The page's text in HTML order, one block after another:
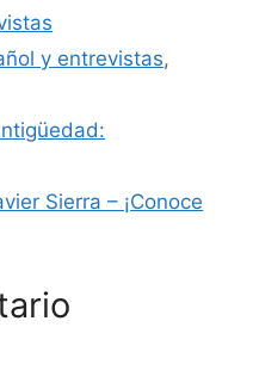
y entrevistas,
Sierra – ¡Conoce